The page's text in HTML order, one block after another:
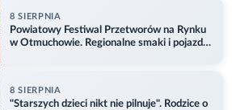
8 SIERPNIA
Powiatowy Festiwal Przetworów na Rynku
w Otmuchowie. Regionalne smaki i pojazdy
8 SIERPNIA
"Starszych dzieci nikt nie pilnuje". Rodzice o